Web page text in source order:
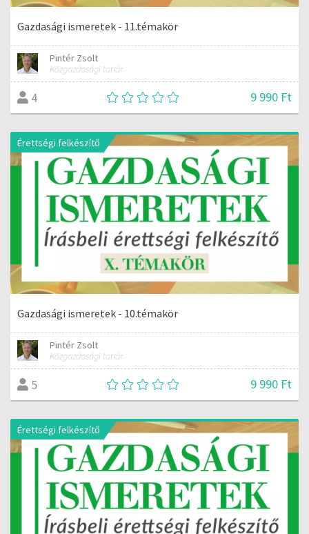
Gazdasági ismeretek - 11.témakör
Pintér Zsolt
Közgazdasági tanár
4 9 990 Ft
Érettségi felkészítő
Gazdasági ismeretek - 10.témakör
Pintér Zsolt
Közgazdasági tanár
5 9 990 Ft
Érettségi felkészítő